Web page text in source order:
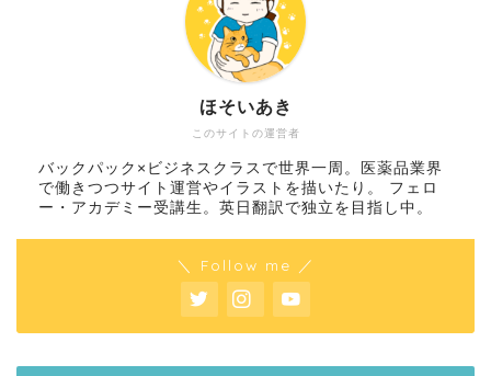
このサイトの運営者
ほそいあき
バックパック×ビジネスクラスで世界一周。医薬品業界
で働きつつサイト運営やイラストを描いたり。 フェロ
ー・アカデミー受講生。英日翻訳で独立を目指し中。
＼ Follow me ／